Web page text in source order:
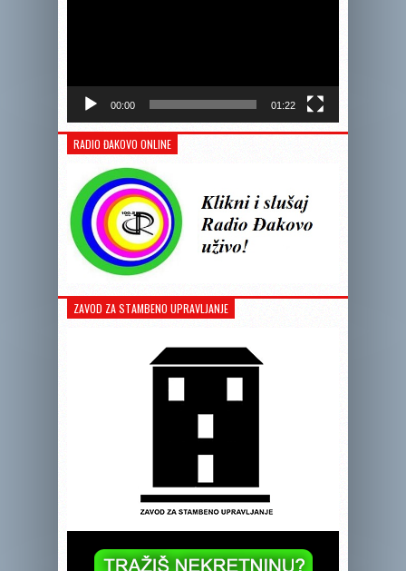
00:00 01:22
RADIO ĐAKOVO ONLINE
ZAVOD ZA STAMBENO UPRAVLJANJE